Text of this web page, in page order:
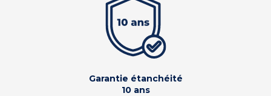
Garantie étanchéité
10 ans